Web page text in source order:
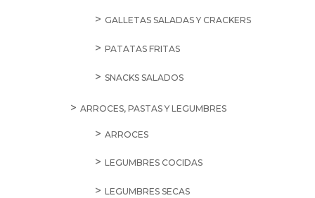
GALLETAS SALADAS Y CRACKERS
PATATAS FRITAS
SNACKS SALADOS
ARROCES, PASTAS Y LEGUMBRES
ARROCES
LEGUMBRES COCIDAS
LEGUMBRES SECAS